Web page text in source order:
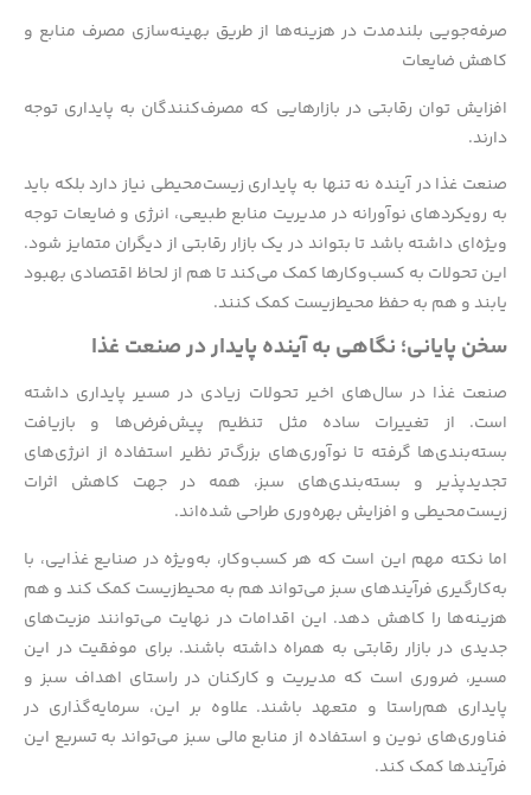
صرفه‌جویی بلندمدت در هزینه‌ها از طریق بهینه‌سازی مصرف منابع و
کاهش ضایعات
افزایش توان رقابتی در بازارهایی که مصرف‌کنندگان به پایداری توجه
دارند.
صنعت غذا در آینده نه تنها به پایداری زیست‌محیطی نیاز دارد بلکه باید
به رویکردهای نوآورانه در مدیریت منابع طبیعی، انرژی و ضایعات توجه
ویژه‌ای داشته باشد تا بتواند در یک بازار رقابتی از دیگران متمایز شود.
این تحولات به کسب‌وکارها کمک می‌کند تا هم از لحاظ اقتصادی بهبود
یابند و هم به حفظ محیط‌زیست کمک کنند.
سخن پایانی؛ نگاهی به آینده پایدار در صنعت غذا
صنعت غذا در سال‌های اخیر تحولات زیادی در مسیر پایداری داشته
است. از تغییرات ساده مثل تنظیم پیش‌فرض‌ها و بازیافت
بسته‌بندی‌ها گرفته تا نوآوری‌های بزرگ‌تر نظیر استفاده از انرژی‌های
تجدیدپذیر و بسته‌بندی‌های سبز، همه در جهت کاهش اثرات
زیست‌محیطی و افزایش بهره‌وری طراحی شده‌اند.
اما نکته مهم این است که هر کسب‌وکار، به‌ویژه در صنایع غذایی، با
به‌کارگیری فرآیندهای سبز می‌تواند هم به محیط‌زیست کمک کند و هم
هزینه‌ها را کاهش دهد. این اقدامات در نهایت می‌توانند مزیت‌های
جدیدی در بازار رقابتی به همراه داشته باشند. برای موفقیت در این
مسیر، ضروری است که مدیریت و کارکنان در راستای اهداف سبز و
پایداری هم‌راستا و متعهد باشند. علاوه بر این، سرمایه‌گذاری در
فناوری‌های نوین و استفاده از منابع مالی سبز می‌تواند به تسریع این
فرآیندها کمک کند.